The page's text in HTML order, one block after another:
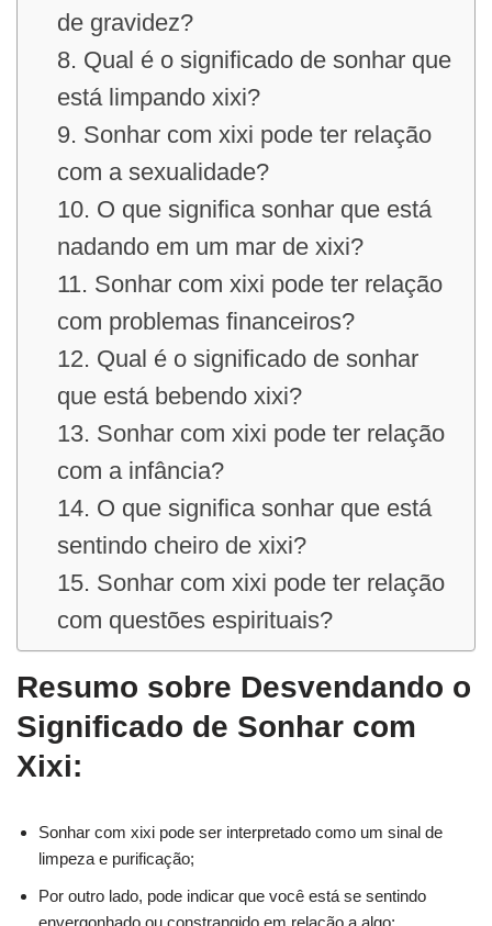
de gravidez?
8. Qual é o significado de sonhar que
está limpando xixi?
9. Sonhar com xixi pode ter relação
com a sexualidade?
10. O que significa sonhar que está
nadando em um mar de xixi?
11. Sonhar com xixi pode ter relação
com problemas financeiros?
12. Qual é o significado de sonhar
que está bebendo xixi?
13. Sonhar com xixi pode ter relação
com a infância?
14. O que significa sonhar que está
sentindo cheiro de xixi?
15. Sonhar com xixi pode ter relação
com questões espirituais?
Resumo sobre Desvendando o
Significado de Sonhar com
Xixi:
Sonhar com xixi pode ser interpretado como um sinal de
limpeza e purificação;
Por outro lado, pode indicar que você está se sentindo
envergonhado ou constrangido em relação a algo;